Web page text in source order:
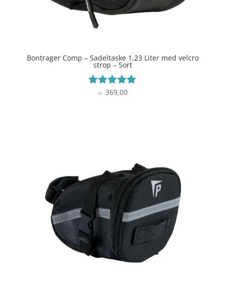
Bontrager Comp – Sadeltaske 1,23 Liter med velcro
strop – Sort
Vurderet
kr.369,00